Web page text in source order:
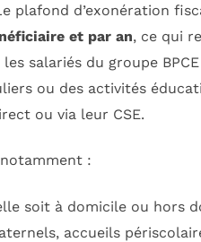
plafond d’exonération
et par an, ce qui
salariés du groupe
ou des activités
ou via leur CSE.
:
soit à domicile ou hors
accueils